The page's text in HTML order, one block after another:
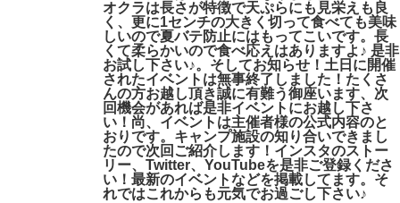
オクラは長さが特徴で天ぷらにも見栄えも良
く、更に1センチの大きく切って食べても美味
しいので夏バテ防止にはもってこいです。長
くて柔らかいので食べ応えはありますよ♪ 是非
お試し下さい♪。そしてお知らせ！土日に開催
されたイベントは無事終了しました！たくさ
んの方お越し頂き誠に有難う御座います、次
回機会があれば是非イベントにお越し下さ
い！尚、イベントは主催者様の公式内容のと
おりです。キャンプ️施設の知り合いできまし
たので次回ご紹介します！インスタのストー
リー、Twitter、YouTubeを是非ご登録くださ
い！最新のイベントなどを掲載してます。そ
れではこれからも元気でお過ごし下さい♪